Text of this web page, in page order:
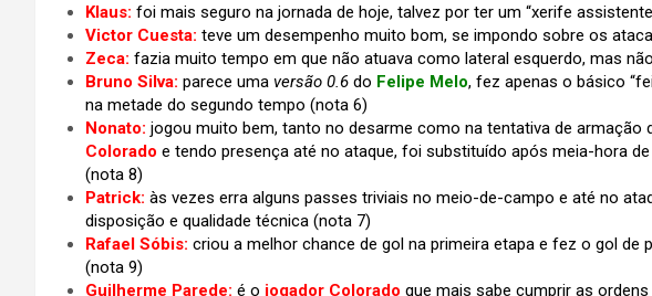
Klaus: foi mais seguro na jornada de hoje, talvez por ter um “xerife
Victor Cuesta: teve um desempenho muito bom, se impondo sobre os
Zeca: fazia muito tempo em que não atuava como lateral esquerdo, mas
Bruno Silva: parece uma versão 0.6 do Felipe Melo, fez apenas o básico
na metade do segundo tempo (nota 6)
Nonato: jogou muito bem, tanto no desarme como na tentativa de armação
Colorado e tendo presença até no ataque, foi substituído após meia-hora
(nota 8)
Patrick: às vezes erra alguns passes triviais no meio-de-campo e até no
disposição e qualidade técnica (nota 7)
Rafael Sóbis: criou a melhor chance de gol na primeira etapa e fez o gol de
(nota 9)
Guilherme Parede: é o jogador Colorado que mais sabe cumprir as